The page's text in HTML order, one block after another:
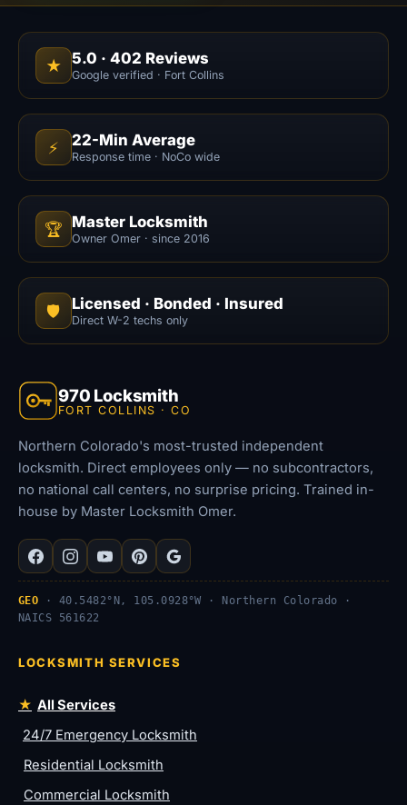
★ 5.0 · 402 Reviews
Google verified · Fort Collins
⚡ 22-Min Average
Response time · NoCo wide
🏆 Master Locksmith
Owner Omer · since 2016
🛡️ Licensed · Bonded · Insured
Direct W-2 techs only
970 Locksmith
FORT COLLINS · CO
Northern Colorado's most-trusted independent
locksmith. Direct employees only — no subcontractors,
no national call centers, no surprise pricing. Trained in-
house by Master Locksmith Omer.
GEO · 40.5482°N, 105.0928°W · Northern Colorado ·
NAICS 561622
LOCKSMITH SERVICES
All Services
24/7 Emergency Locksmith
Residential Locksmith
Commercial Locksmith